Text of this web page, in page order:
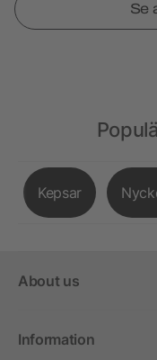
Se
Kepsar
About us
Information